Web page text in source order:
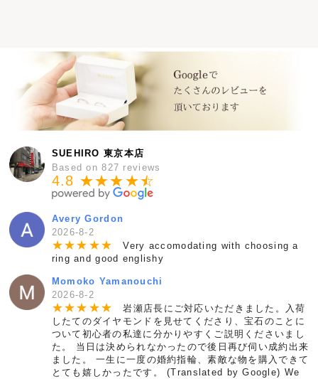
SUEHIRO 東京本店
Based on 827 reviews
4.8 ★★★★★
☆
Avery Gordon
2026-8-2
★★★ ★★
Very accomodating with choosing a
ring and good englishy
Momoko Yamanouchi
2026-8-2
★★★ ★★
岩瀬店長にご対応いただきました。入荷
したてのダイヤモンドを見せてくださり、宝石のことに
ついて初心者の私達に分かりやすくご説明くださいまし
た。 当日は決められなかったので後日再び伺い成約出来
ました。 一生に一度の婚約指輪、素敵な物を購入できて
とても嬉しかったです。 (Translated by Google) We